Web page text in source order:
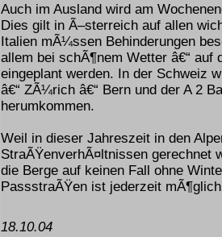
Auch im Ausland wird am
Dies gilt in Ã–sterreich auf allen
Italien mÃ¼ssen Behinderungen
allem bei schÃ¶nem Wetter â€“ auf
eingeplant werden. In der Schweiz
â€“ ZÃ¼rich â€“ Bern und der A 2
herumkommen.
Weil in dieser Jahreszeit in den
StraÃŸenverhÃ¤ltnissen gerechnet
die Berge auf keinen Fall ohne
PassstraÃŸen ist jederzeit
18.10.04